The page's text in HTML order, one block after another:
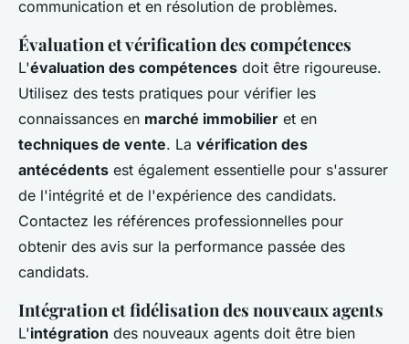
communication et en résolution de problèmes.
Évaluation et vérification des compétences
L'évaluation des compétences doit être rigoureuse.
Utilisez des tests pratiques pour vérifier les
connaissances en marché immobilier et en
techniques de vente. La vérification des
antécédents est également essentielle pour s'assurer
de l'intégrité et de l'expérience des candidats.
Contactez les références professionnelles pour
obtenir des avis sur la performance passée des
candidats.
Intégration et fidélisation des nouveaux agents
L'intégration des nouveaux agents doit être bien